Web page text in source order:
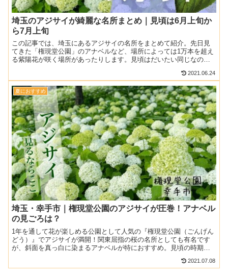
埼玉のアジサイが綺麗な名所まとめ｜見頃は6月上旬か
ら7月上旬
この記事では、埼玉にあるアジサイの名所をまとめて紹介。先日見
てきた「権現堂公園」のアナベルなど、場所によっては1万本を超え
る紫陽花が咲く場所があったりします。見頃はだいたい同じなの
2021.06.24
夏におすすめ
埼玉・幸手市｜権現堂公園のアジサイが圧巻！アナベル
の見ごろは？
1年を通して花が楽しめる公園として人気の『権現堂公園（ごんげん
どう）』でアジサイが満開！関東屈指の桜の名所としても有名です
が、斜面を真っ白に染まるアナベルが特におすすめ。見頃の時期や
2021.07.08